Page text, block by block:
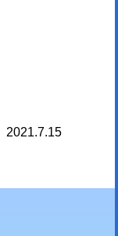
2021.7.15